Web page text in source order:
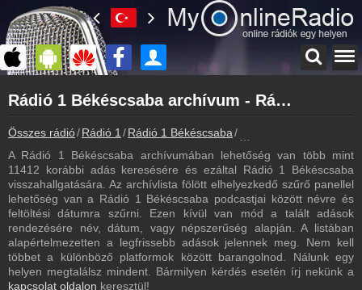
myonlineradio.hu
Rádió 1 Békéscsaba
Vissza a Rádió 1 Békéscsaba oldalára
Bejelentkezés
Hozz létre saját fiókot!
Most szól
Tudd meg mi szólt eddig
Műsorújság
Rádió 1 Békéscsaba műsorai
Rádió 1 Békéscsaba archívum - Rádió 1 Békéscsaba podcasts - Rádió 1 Békéscsaba visszahallgatás
Összes rádió Rádió 1 Rádió 1 Békéscsaba
A Rádió 1 Békéscsaba archívumában lehetőség van több mint
11412 korábbi adás keresésére és ezáltal Rádió 1 Békéscsaba
visszahallgatására. Az archívlista fölött elhelyezkedő szűrő panellel
lehetőség van a Rádió 1 Békéscsaba podcastjai között névre és
feltöltési dátumra szűrni. Ezen kívül van mód a talált adások
rendezésére név, dátum, vagy népszerűség alapján. A listában
alapértelmezetten a legfrissebb adások jelennek meg. Nem kell
többet a különböző platformok között barangolnod. Nálunk egy
helyen megtalálsz mindent. Bármilyen kérdés esetén írj nekünk a
kapcsolat oldalon keresztül!